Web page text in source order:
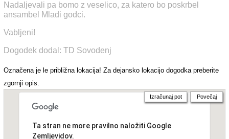
Nadaljevali pa bomo z veselico, za katero bo poskrbel
ansambel Mladi godci.
Vabljeni!
Dogodek dodal: TD Sovodenj
Označena je le približna lokacija! Za dejansko lokacijo dogodka preberite
zgornji opis.
Ta stran ne more pravilno naložiti Google
Zemljevidov.
Izračunaj pot Povečaj